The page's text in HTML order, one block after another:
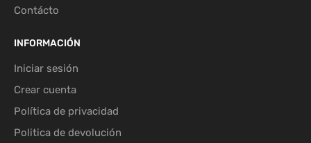
Contácto
INFORMACIÓN
Iniciar sesión
Crear cuenta
Política de privacidad
Politica de devolución